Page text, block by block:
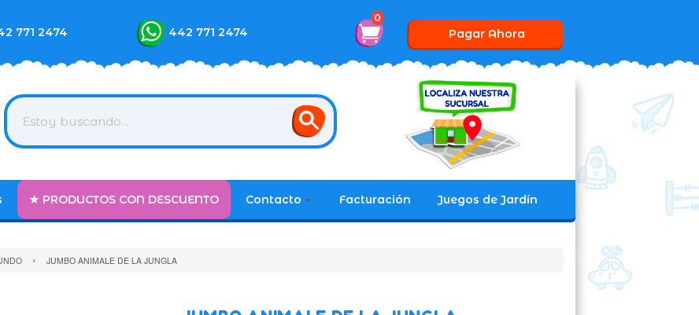
771 2474 442 771 2474
0
Pagar Ahora
★ PRODUCTOS CON DESCUENTO Contacto Facturación Juegos de Jardín
› JUMBO ANIMALE DE LA JUNGLA